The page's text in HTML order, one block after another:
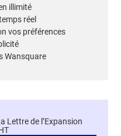
illimité
réel
vos préférences
Wansquare
Lettre de l’Expansion